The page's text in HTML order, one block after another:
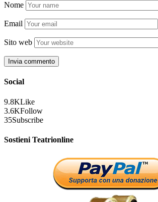
Nome
Email
Sito web
Social
9.8KLike
3.6KFollow
35Subscribe
Sostieni Teatrionline